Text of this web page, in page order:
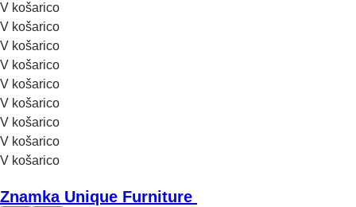
V košarico
V košarico
V košarico
V košarico
V košarico
V košarico
V košarico
V košarico
V košarico
Znamka Unique Furniture